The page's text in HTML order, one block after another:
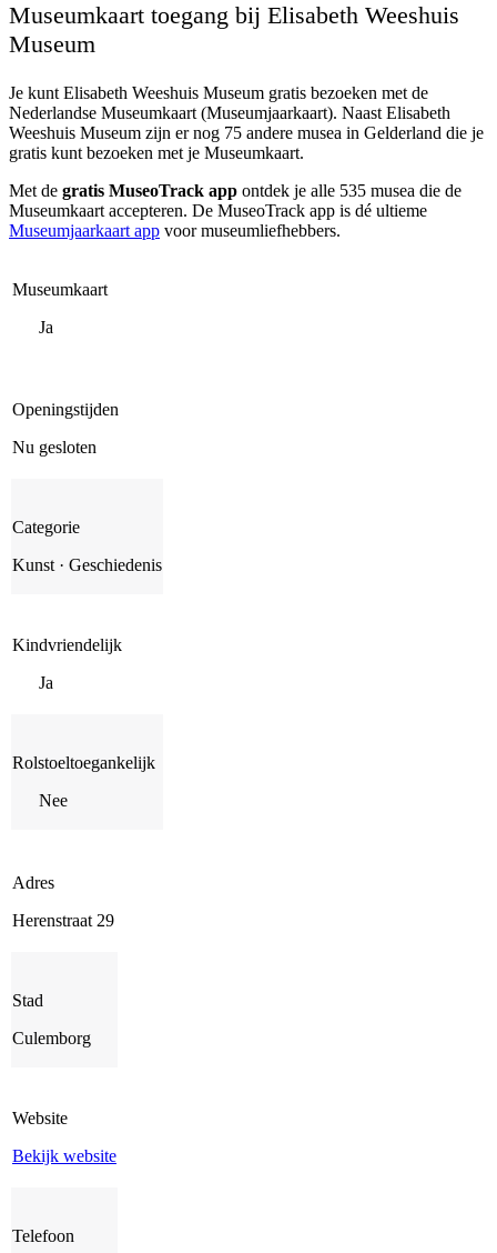
Museumkaart toegang bij Elisabeth Weeshuis
Museum
Je kunt Elisabeth Weeshuis Museum gratis bezoeken met de
Nederlandse Museumkaart (Museumjaarkaart). Naast Elisabeth
Weeshuis Museum zijn er nog 75 andere musea in Gelderland die je
gratis kunt bezoeken met je Museumkaart.
Met de gratis MuseoTrack app ontdek je alle 535 musea die de
Museumkaart accepteren. De MuseoTrack app is dé ultieme
Museumjaarkaart app voor museumliefhebbers.
Museumkaart
Ja
Openingstijden
Nu gesloten
Categorie
Kunst · Geschiedenis
Kindvriendelijk
Ja
Rolstoeltoegankelijk
Nee
Adres
Herenstraat 29
Stad
Culemborg
Website
Bekijk website
Telefoon